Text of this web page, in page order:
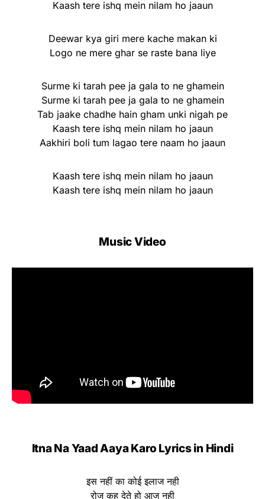
Kaash tere ishq mein nilam ho jaaun
Deewar kya giri mere kache makan ki
Logo ne mere ghar se raste bana liye
Surme ki tarah pee ja gala to ne ghamein
Surme ki tarah pee ja gala to ne ghamein
Tab jaake chadhe hain gham unki nigah pe
Kaash tere ishq mein nilam ho jaaun
Aakhiri boli tum lagao tere naam ho jaaun
Kaash tere ishq mein nilam ho jaaun
Kaash tere ishq mein nilam ho jaaun
Music Video
Itna Na Yaad Aaya Karo Lyrics in Hindi
इस नहीं का कोई इलाज नही
रोज कह देते हो आज नही